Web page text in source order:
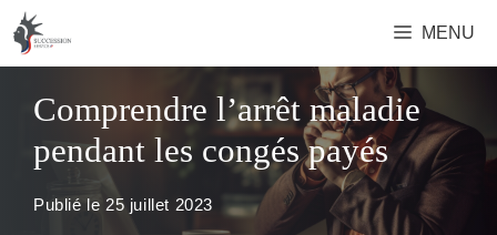
Aller
au
contenu
MENU
Comprendre l’arrêt maladie
pendant les congés payés
Publié le 25 juillet 2023